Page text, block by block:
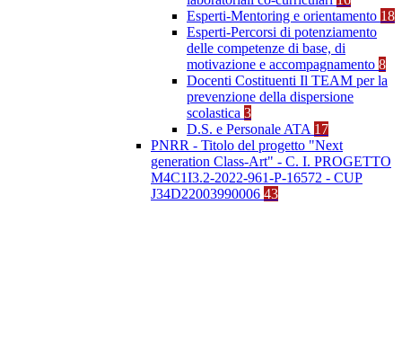
Esperti-Mentoring e orientamento 18
Esperti-Percorsi di potenziamento
delle competenze di base, di
motivazione e accompagnamento 8
Docenti Costituenti Il TEAM per la
prevenzione della dispersione
scolastica 3
D.S. e Personale ATA 17
PNRR - Titolo del progetto "Next
generation Class-Art" - C. I. PROGETTO
M4C1I3.2-2022-961-P-16572 - CUP
J34D22003990006 43